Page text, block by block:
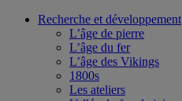
Skip
Recherche et développement
L’âge de pierre
L’âge du fer
L’âge des Vikings
1800s
Les ateliers